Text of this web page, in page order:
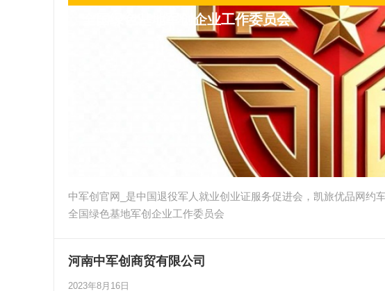
全国绿色基地军创企业工作委员会
中军创官网_是中国退役军人就业创业证服务促进会，凯旅优品网约
全国绿色基地军创企业工作委员会
河南中军创商贸有限公司
2023年8月16日